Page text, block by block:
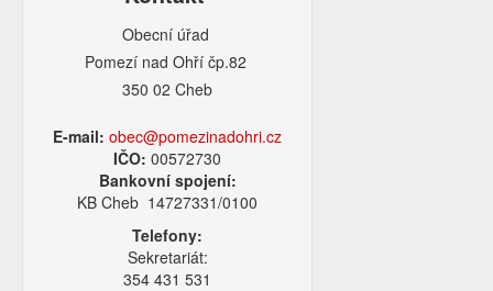
Obecní úřad
Pomezí nad Ohří čp.82
350 02 Cheb
E-mail: obec@pomezinadohri.cz
IČO:00572730
Bankovní spojení:
KB Cheb 14727331/0100
Telefony:
Sekretariát:
354 431 531